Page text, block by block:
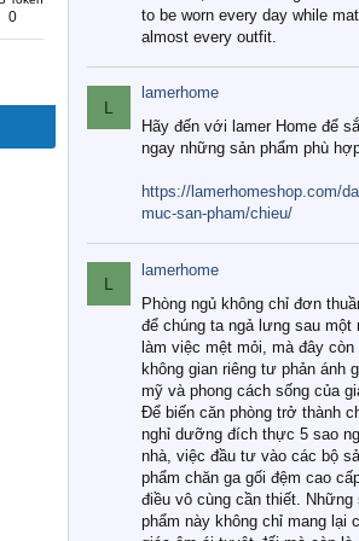
0
to be worn every day while
almost every outfit.
L
lamerhome
Hãy đến với lamer Home để
ngay những sản phẩm phù
https://lamerhomeshop.com/
muc-san-pham/chieu/
L
lamerhome
Phòng ngủ không chỉ đơn
để chúng ta ngả lưng sau một
làm việc mệt mỏi, mà đây còn
không gian riêng tư phản ánh
mỹ và phong cách sống của
Để biến căn phòng trở thành
nghỉ dưỡng đích thực 5 sao
nhà, việc đầu tư vào các bộ
phẩm chăn ga gối đệm cao
điều vô cùng cần thiết. Những
phẩm này không chỉ mang lại